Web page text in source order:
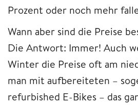
Prozent oder noch mehr
Wann aber sind die Preise
Die Antwort: Immer! Auch
Winter die Preise oft am
man mit aufbereiteten –
refurbished E-Bikes – das